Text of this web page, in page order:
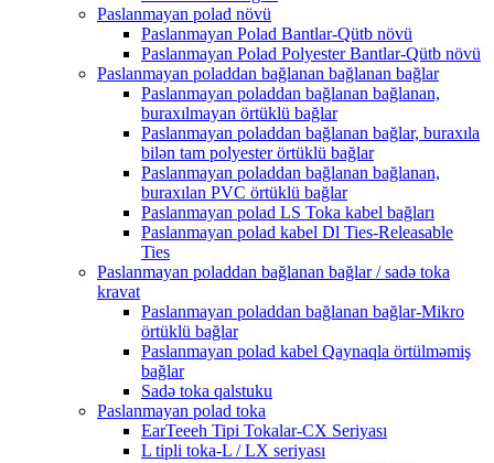
Paslanmayan polad növü
Paslanmayan Polad Bantlar-Qütb növü
Paslanmayan Polad Polyester Bantlar-Qütb növü
Paslanmayan poladdan bağlanan bağlanan bağlar
Paslanmayan poladdan bağlanan bağlanan,
buraxılmayan örtüklü bağlar
Paslanmayan poladdan bağlanan bağlar, buraxıla
bilən tam polyester örtüklü bağlar
Paslanmayan poladdan bağlanan bağlanan,
buraxılan PVC örtüklü bağlar
Paslanmayan polad LS Toka kabel bağları
Paslanmayan polad kabel Dl Ties-Releasable
Ties
Paslanmayan poladdan bağlanan bağlar / sadə toka
kravat
Paslanmayan poladdan bağlanan bağlar-Mikro
örtüklü bağlar
Paslanmayan polad kabel Qaynaqla örtülməmiş
bağlar
Sadə toka qalstuku
Paslanmayan polad toka
EarTeeeh Tipi Tokalar-CX Seriyası
L tipli toka-L / LX seriyası